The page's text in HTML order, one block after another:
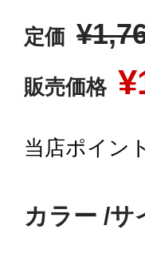
定価 ¥
販売価格 ¥
カラー サ